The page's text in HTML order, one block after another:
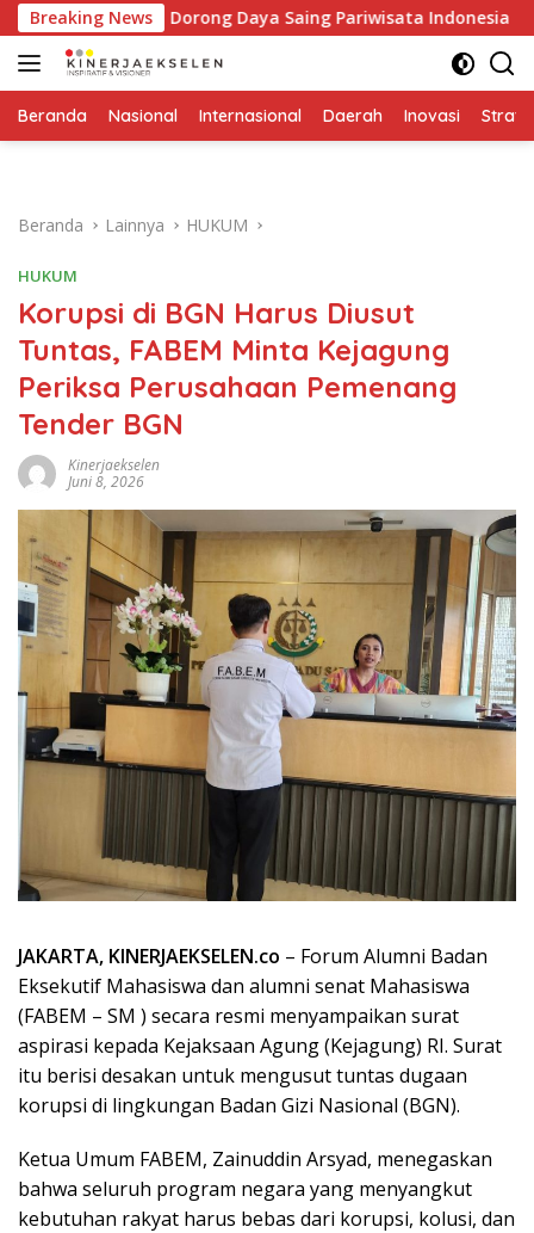
Langsung
ke
konten
Breaking News
Dorong Daya Saing Pariwisata Indonesia
Beranda Nasional Internasional Daerah Inovasi
Beranda Lainnya HUKUM
HUKUM
Korupsi di BGN Harus Diusut
Tuntas, FABEM Minta Kejagung
Periksa Perusahaan Pemenang
Tender BGN
Kinerjaekselen
Juni 8, 2026
JAKARTA, KINERJAEKSELEN.co – Forum Alumni Badan
Eksekutif Mahasiswa dan alumni senat Mahasiswa
(FABEM – SM ) secara resmi menyampaikan surat
aspirasi kepada Kejaksaan Agung (Kejagung) RI. Surat
itu berisi desakan untuk mengusut tuntas dugaan
korupsi di lingkungan Badan Gizi Nasional (BGN).
Ketua Umum FABEM, Zainuddin Arsyad, menegaskan
bahwa seluruh program negara yang menyangkut
kebutuhan rakyat harus bebas dari korupsi, kolusi, dan